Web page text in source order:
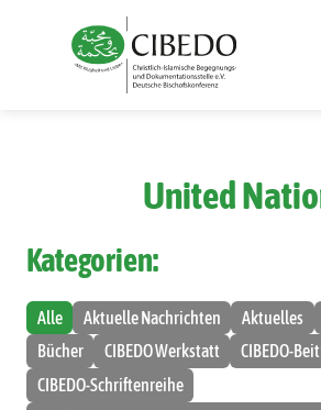
United
Kategorien:
Alle Aktuelle Nachrichten Aktuelles
Bücher
CIBEDO Werkstatt
CIBEDO-
CIBEDO-Schriftenreihe